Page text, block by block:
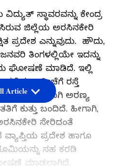
ಸ್ಥಾವರವನ್ನು ಕೇಂದ್ರ
ಜಿಲ್ಲೆಯ ಅರಸಿನಕೇರಿ
ಪ್ರದೇಶ ಎನ್ನುವುದು. ಹೌದು,
ತಿಂಗಳಲ್ಲಿಯೇ ಇದನ್ನು
ಘೋಷಣೆ ಮಾಡಿದೆ. ಇಲ್ಲಿ
ಇತ್ತೀಚೆಗೆ ರಸ್ತೆ
ಅರಣ್ಯ
ಕುತ್ತು ಬಂದಿದೆ. ಹೀಗಾಗಿ,
ಸೇರಿದಂತೆ
ವ್ಯಾಪ್ತಿಯ ಪ್ರದೇಶ ಹಾಗೂ
ಸಹ ಕರಡಿ
ಮಾಡಲಾಗಿದೆ.
Article